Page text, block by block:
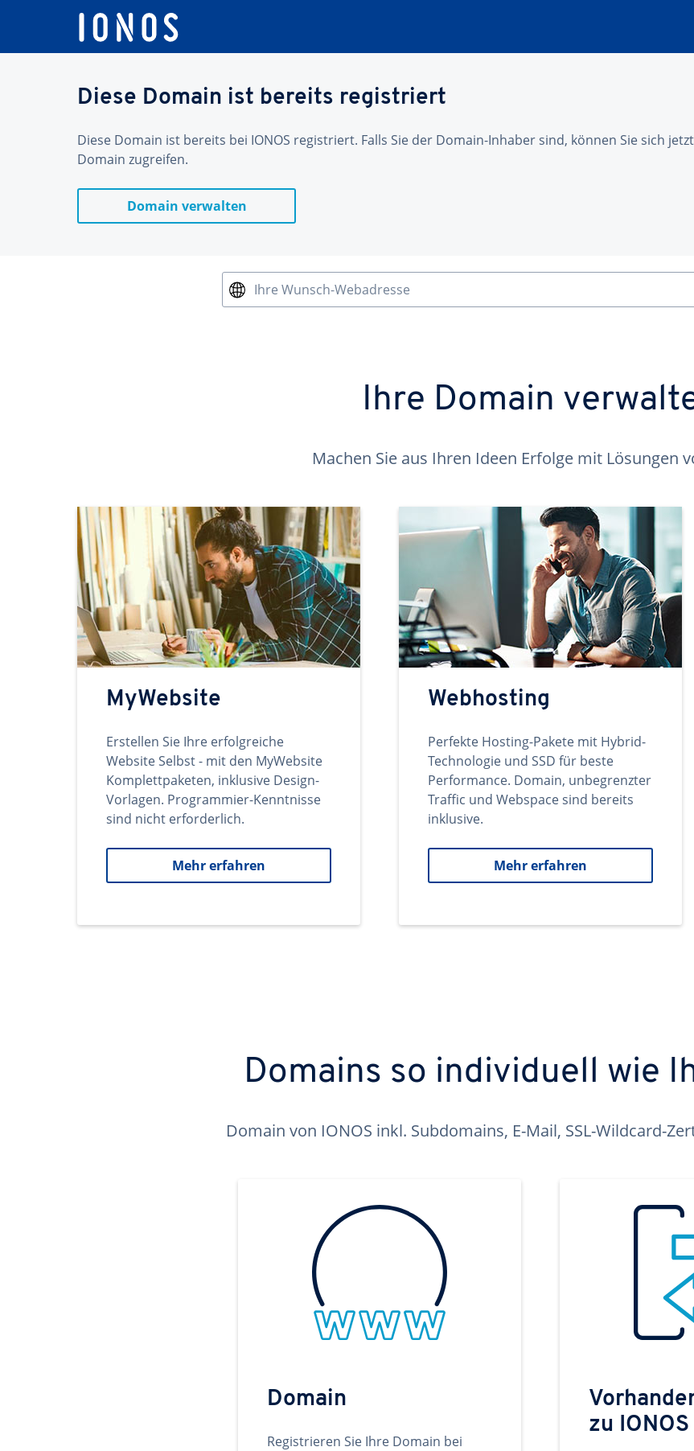
Diese Domain ist bereits registriert
Diese Domain ist bereits bei IONOS registriert. Falls Sie der Domain-Inhaber sind, können Sie sich
Domain zugreifen.
Domain verwalten
Ihre Wunsch-Webadresse
Ihre Domain
Machen Sie aus Ihren Ideen Erfolge mit Lösungen
MyWebsite
Erstellen Sie Ihre erfolgreiche
Website Selbst - mit den MyWebsite
Komplettpaketen, inklusive Design-
Vorlagen. Programmier-Kenntnisse
sind nicht erforderlich.
Mehr erfahren
Webhosting
Perfekte Hosting-Pakete mit Hybrid-
Technologie und SSD für beste
Performance. Domain, unbegrenzter
Traffic und Webspace sind bereits
inklusive.
Mehr erfahren
Domains so individuell wie
Domain von IONOS inkl. Subdomains, E-Mail, SSL-Wildcard-
Domain
Registrieren Sie Ihre Domain bei
zu